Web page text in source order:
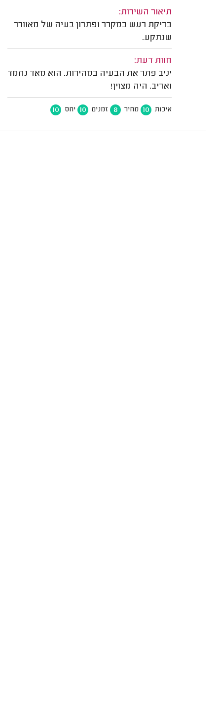
תיאור השירות:
בדיקת רעש במקרר ופתרון בעיה של מאוורר
שנתקע.
חוות דעת:
יניב פתר את הבעיה במהירות. הוא מאד נחמד
ואדיב. היה מצוין!
איכות 10 מחיר 8 זמנים 10 יחס 10